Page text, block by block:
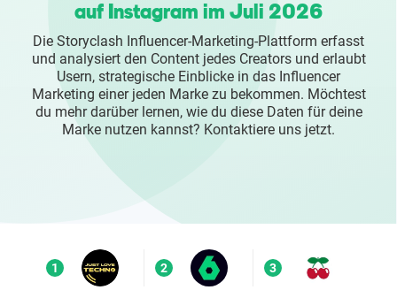
Brand Insights & Marktforschung
Collaboration & Relationship Management
Reporting & Analysen
Direct to Consumer Brands (DTC)
auf Instagram im Juli 2026
Die Storyclash Influencer-Marketing-Plattform erfasst
und analysiert den Content jedes Creators und erlaubt
Usern, strategische Einblicke in das Influencer
Marketing einer jeden Marke zu bekommen. Möchtest
du mehr darüber lernen, wie du diese Daten für deine
Marke nutzen kannst? Kontaktiere uns jetzt.
1 2 3